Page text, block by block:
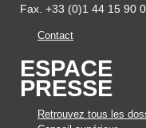
Fax. +33 (0)1 44 15 90
Contact
ESPACE
PRESSE
Retrouvez tous les